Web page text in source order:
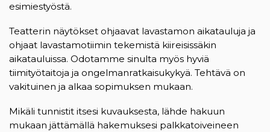
esimiestyöstä.
Teatterin näytökset ohjaavat lavastamon aikatauluja ja
ohjaat lavastamotiimin tekemistä kiireisissäkin
aikatauluissa. Odotamme sinulta myös hyviä
tiimityötaitoja ja ongelmanratkaisukykyä. Tehtävä on
vakituinen ja alkaa sopimuksen mukaan.
Mikäli tunnistit itsesi kuvauksesta, lähde hakuun
mukaan jättämällä hakemuksesi palkkatoiveineen